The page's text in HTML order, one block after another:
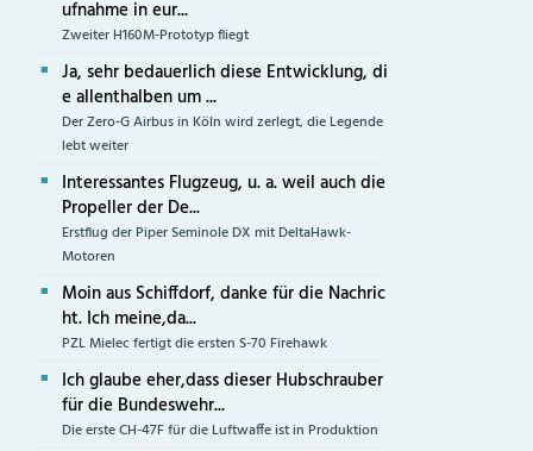
ufnahme in eur...
Zweiter H160M-Prototyp fliegt
Ja, sehr bedauerlich diese Entwicklung, di
e allenthalben um ...
Der Zero-G Airbus in Köln wird zerlegt, die Legende
lebt weiter
Interessantes Flugzeug, u. a. weil auch die
Propeller der De...
Erstflug der Piper Seminole DX mit DeltaHawk-
Motoren
Moin aus Schiffdorf, danke für die Nachric
ht. Ich meine,da...
PZL Mielec fertigt die ersten S-70 Firehawk
Ich glaube eher,dass dieser Hubschrauber
für die Bundeswehr...
Die erste CH-47F für die Luftwaffe ist in Produktion